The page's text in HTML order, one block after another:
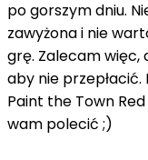
po gorszym dniu.
zawyżona i nie
grę. Zalecam
aby nie
Paint the Town
wam polecić ;)